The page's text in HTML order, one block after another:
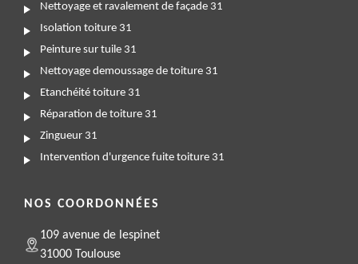
Nettoyage et ravalement de façade 31
Isolation toiture 31
Peinture sur tuile 31
Nettoyage demoussage de toiture 31
Etanchéité toiture 31
Réparation de toiture 31
Zingueur 31
Intervention d'urgence fuite toiture 31
NOS COORDONNÉES
109 avenue de lespinet
31000 Toulouse